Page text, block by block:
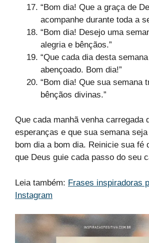
“Bom dia! Que a graça de
acompanhe durante toda a
“Bom dia! Desejo uma
alegria e bênçãos.”
“Que cada dia desta
abençoado. Bom dia!”
“Bom dia! Que sua semana
bênçãos divinas.”
Que cada manhã venha carregada
esperanças e que sua semana
bom dia a bom dia. Reinicie sua fé
que Deus guie cada passo do seu
Leia também: Frases inspiradoras
Instagram